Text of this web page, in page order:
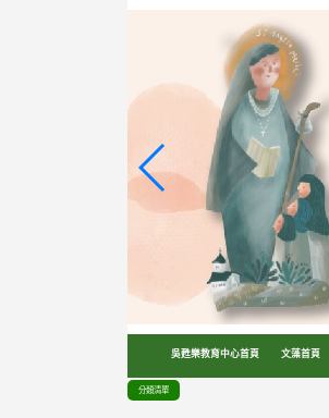
吳甦樂教育中心首頁 文藻首頁
分類清單